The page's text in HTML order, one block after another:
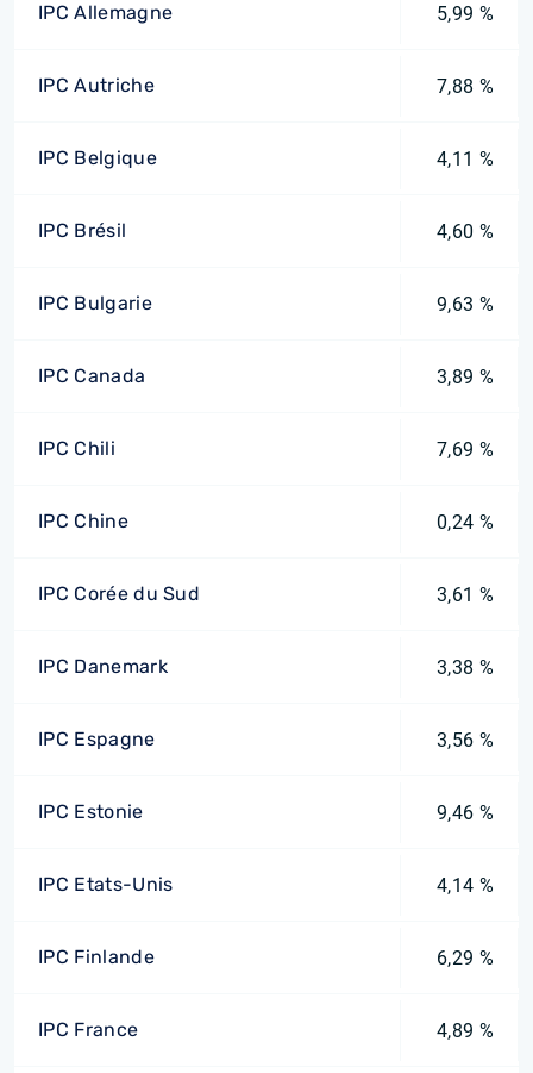
IPC Allemagne 5,99 %
IPC Autriche 7,88 %
IPC Belgique 4,11 %
IPC Brésil 4,60 %
IPC Bulgarie 9,63 %
IPC Canada 3,89 %
IPC Chili 7,69 %
IPC Chine 0,24 %
IPC Corée du Sud 3,61 %
IPC Danemark 3,38 %
IPC Espagne 3,56 %
IPC Estonie 9,46 %
IPC Etats-Unis 4,14 %
IPC Finlande 6,29 %
IPC France 4,89 %